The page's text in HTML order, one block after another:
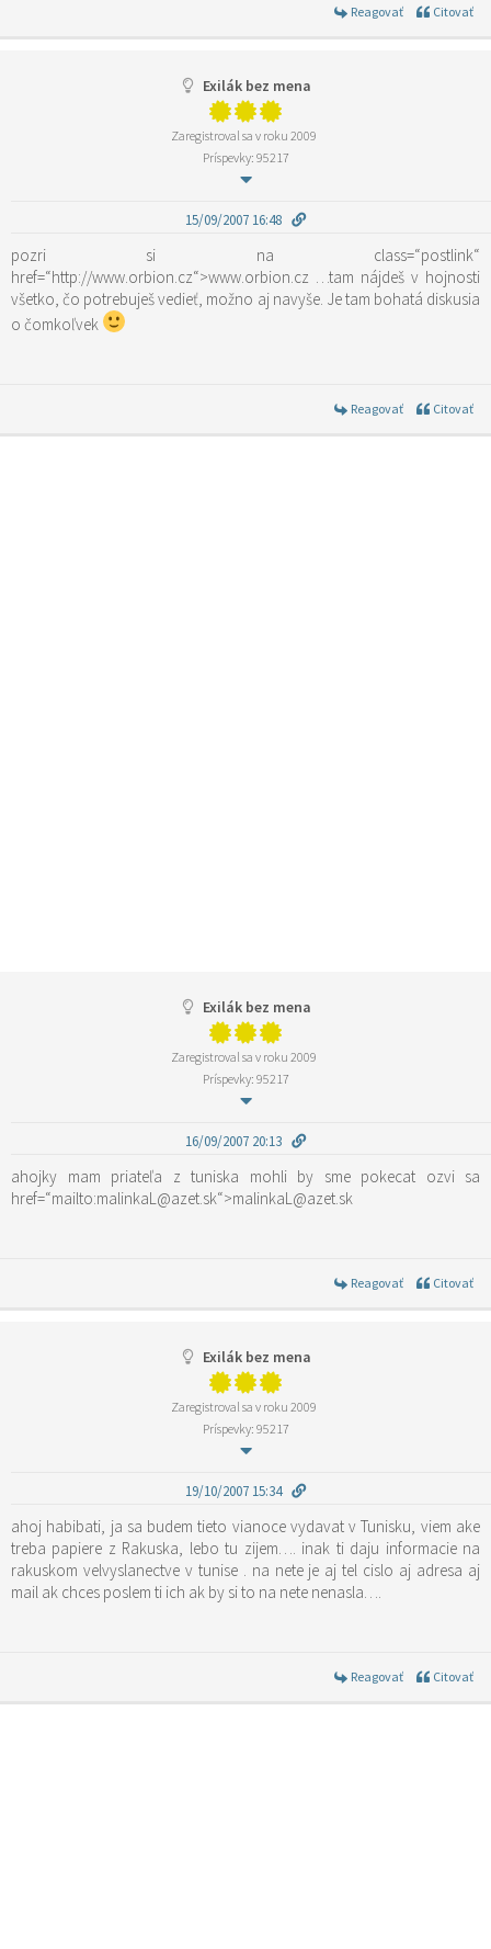
Reagovať Citovať
Exilák bez mena
Zaregistroval sa v roku 2009
Príspevky: 95217
15/09/2007 16:48
pozri si na class=“postlink“
href=“http://www.orbion.cz“>www.orbion.cz
všetko, čo potrebuješ vedieť, možno aj navyše. Je tam bohatá diskusia
o čomkoľvek
Reagovať Citovať
Exilák bez mena
Zaregistroval sa v roku 2009
Príspevky: 95217
16/09/2007 20:13
ahojky mam priateľa z tuniska mohli by sme pokecat ozvi sa
href=“mailto:malinkaL@azet.sk“>malinkaL@azet.sk
Reagovať Citovať
Exilák bez mena
Zaregistroval sa v roku 2009
Príspevky: 95217
19/10/2007 15:34
ahoj habibati, ja sa budem tieto vianoce vydavat v Tunisku, viem ake
treba papiere z Rakuska, lebo tu zijem…. inak ti daju informacie na
rakuskom velvyslanectve v tunise . na nete je aj tel cislo aj adresa aj
mail ak chces poslem ti ich ak by si to na nete nenasla….
Reagovať Citovať